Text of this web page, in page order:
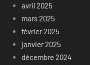
avril 2025
mars 2025
février 2025
janvier 2025
décembre 2024